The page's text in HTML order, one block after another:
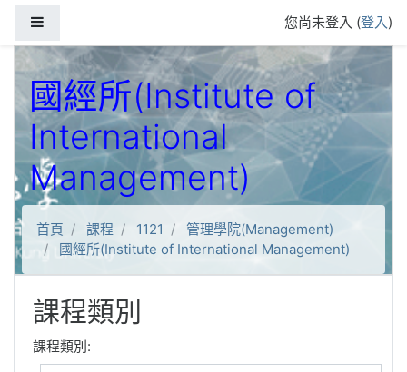
您尚未登入 (登入)
國經所(Institute of
International
Management)
首頁 課程 1121
管理學院(Management)
國經所(Institute of International Management)
課程類別
課程類別: